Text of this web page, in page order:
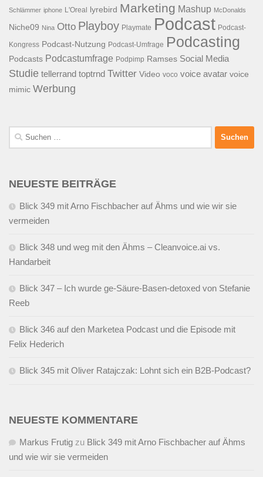
Schlämmer iphone L'Oreal lyrebird Marketing Mashup McDonalds
Niche09 Nina Otto Playboy Playmate Podcast Podcast-
Kongress Podcast-Nutzung Podcast-Umfrage Podcasting
Podcasts Podcastumfrage Podpimp Ramses Social Media
Studie tellerrand toptrnd Twitter Video voco voice avatar voice
mimic Werbung
Suchen
nach:
NEUESTE BEITRÄGE
Blick 349 mit Arno Fischbacher auf Ähms und wie wir sie
vermeiden
Blick 348 und weg mit den Ähms – Cleanvoice.ai vs.
Handarbeit
Blick 347 – Ich wurde ge-Säure-Basen-detoxed von Stefanie
Reeb
Blick 346 auf den Marketea Podcast und die Episode mit
Felix Hederich
Blick 345 mit Oliver Ratajczak: Lohnt sich ein B2B-Podcast?
NEUESTE KOMMENTARE
Markus Frutig zu Blick 349 mit Arno Fischbacher auf Ähms
und wie wir sie vermeiden